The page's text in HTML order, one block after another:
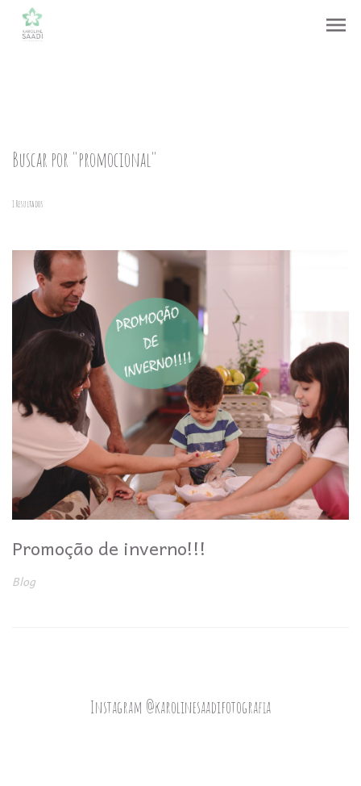
menu
Buscar por "promocional"
1Resultados
Promoção de inverno!!!
Blog
Instagram @karolinesaadifotografia